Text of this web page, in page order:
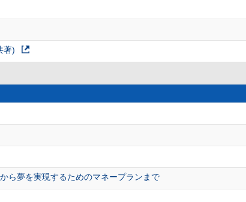
著)
ら夢を実現するためのマネープランまで